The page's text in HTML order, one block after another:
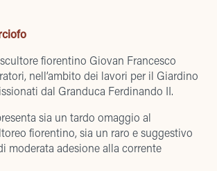
fiorentino Giovan Francesco
nell’ambito dei lavori per il Giardino
dal Granduca Ferdinando II.
sia un tardo omaggio al
fiorentino, sia un raro e suggestivo
moderata adesione alla corrente